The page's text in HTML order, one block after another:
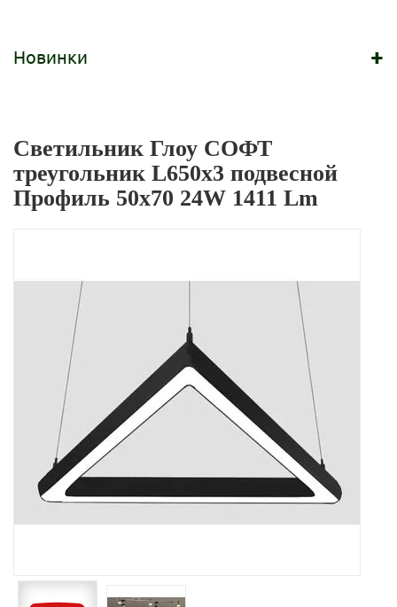
Новинки +
Светильник Глоу СОФТ
треугольник L650х3 подвесной
Профиль 50х70 24W 1411 Lm